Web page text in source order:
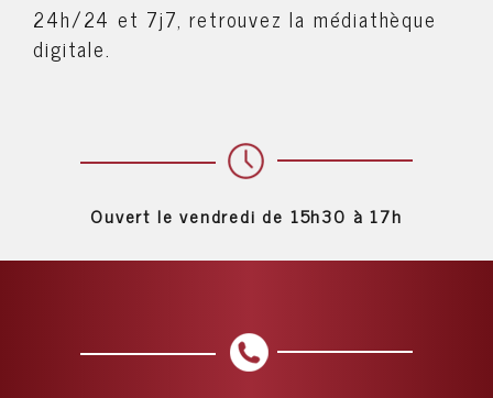
24h/24 et 7j7, retrouvez la médiathèque
digitale.
Ouvert le vendredi de 15h30 à 17h